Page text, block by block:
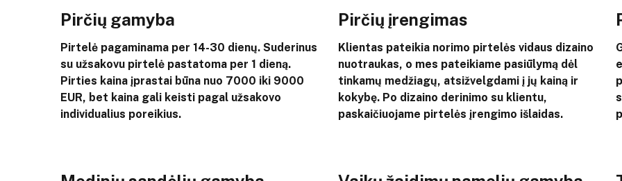
Pirčių gamyba
Pirtelė pagaminama per 14-30 dienų. Suderinus
su užsakovu pirtelė pastatoma per 1 dieną.
Pirties kaina įprastai būna nuo 7000 iki 9000
EUR, bet kaina gali keisti pagal užsakovo
individualius poreikius.
Pirčių įrengimas
Klientas pateikia norimo pirtelės vidaus dizaino
nuotraukas, o mes pateikiame pasiūlymą dėl
tinkamų medžiagų, atsižvelgdami į jų kainą ir
kokybę. Po dizaino derinimo su klientu,
paskaičiuojame pirtelės įrengimo išlaidas.